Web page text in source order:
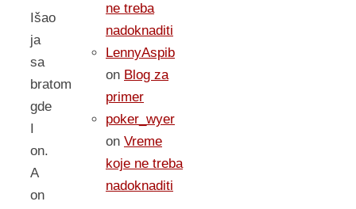
Išao
ja
sa
bratom
gde
I
on.
A
on
ne treba
nadoknaditi
LennyAspib
on Blog za
primer
poker_wyer
on Vreme
koje ne treba
nadoknaditi